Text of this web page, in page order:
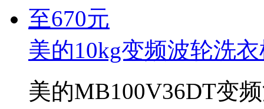
美的10kg变频波轮洗
美的MB100V36DT变